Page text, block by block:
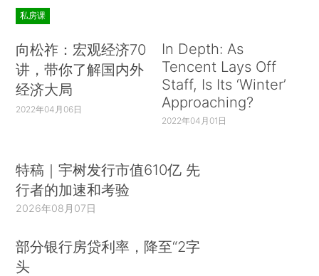
私房课
向松祚：宏观经济70
讲，带你了解国内外
经济大局
2022年04月06日
In Depth: As
Tencent Lays Off
Staff, Is Its ‘Winter’
Approaching?
2022年04月01日
特稿｜宇树发行市值610亿 先
行者的加速和考验
2026年08月07日
部分银行房贷利率，降至“2字
头